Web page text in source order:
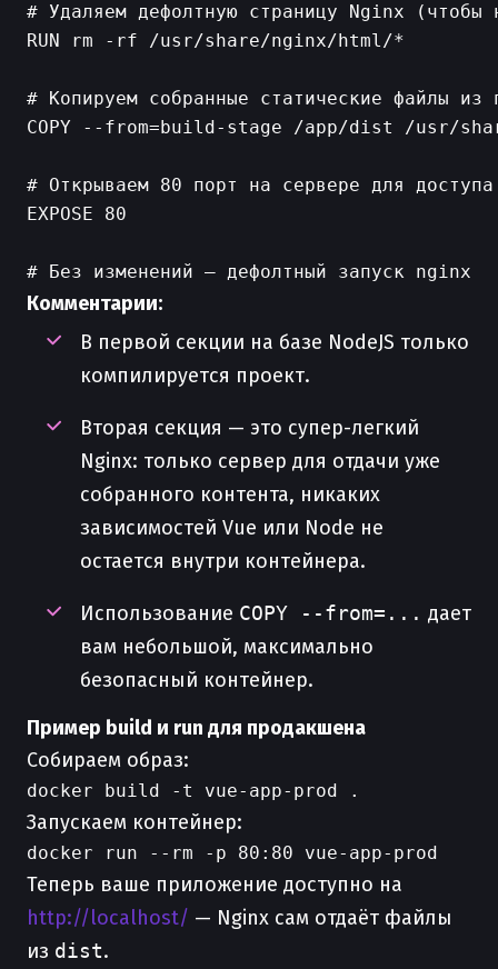
# Удаляем дефолтную страницу Nginx (чтобы
RUN rm -rf /usr/share/nginx/html/*
# Копируем собранные статические файлы из
COPY --from=build-stage /app/dist /usr/
# Открываем 80 порт на сервере для
EXPOSE 80
Комментарии:
В первой секции на базе NodeJS только
компилируется проект.
Вторая секция — это супер-легкий
Nginx: только сервер для отдачи уже
собранного контента, никаких
зависимостей Vue или Node не
остается внутри контейнера.
Использование COPY --from=... дает
вам небольшой, максимально
безопасный контейнер.
Пример build и run для продакшена
Собираем образ:
Запускаем контейнер:
Теперь ваше приложение доступно на
http://localhost/ — Nginx сам отдаёт файлы
из dist.